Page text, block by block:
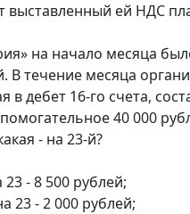
выставленный ей НДС
на начало месяца
В течение месяца
в дебет 16-го счета,
40 000
- на 23-й?
23 - 8 500 рублей;
23 - 2 000 рублей;